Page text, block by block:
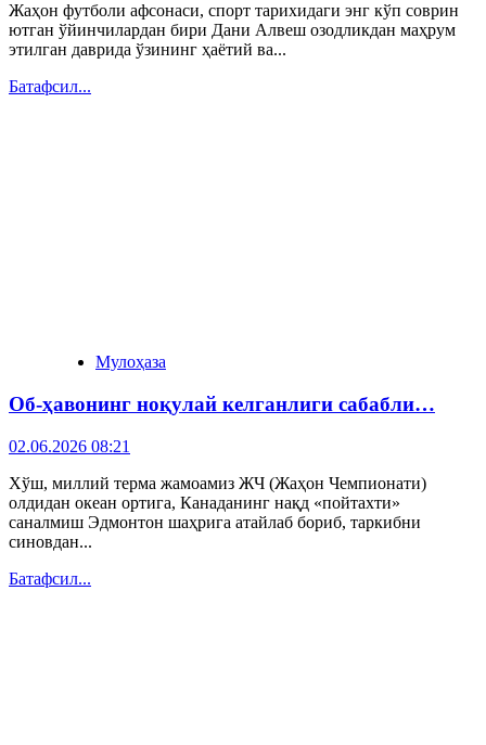
Жаҳон футболи афсонаси, спорт тарихидаги энг кўп соврин
ютган ўйинчилардан бири Дани Алвеш озодликдан маҳрум
этилган даврида ўзининг ҳаётий ва...
Батафсил...
Мулоҳаза
Об-ҳавонинг ноқулай келганлиги сабабли…
02.06.2026 08:21
Хўш, миллий терма жамоамиз ЖЧ (Жаҳон Чемпионати)
олдидан океан ортига, Канаданинг нақд «пойтахти»
саналмиш Эдмонтон шаҳрига атайлаб бориб, таркибни
синовдан...
Батафсил...